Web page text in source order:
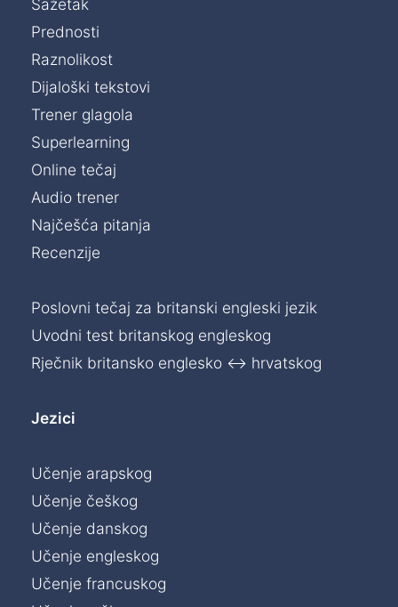
Sažetak
Prednosti
Raznolikost
Dijaloški tekstovi
Trener glagola
Superlearning
Online tečaj
Audio trener
Najčešća pitanja
Recenzije
Poslovni tečaj za britanski engleski jezik
Uvodni test britanskog engleskog
Rječnik britansko englesko ↔ hrvatskog
Jezici
Učenje arapskog
Učenje češkog
Učenje danskog
Učenje engleskog
Učenje francuskog